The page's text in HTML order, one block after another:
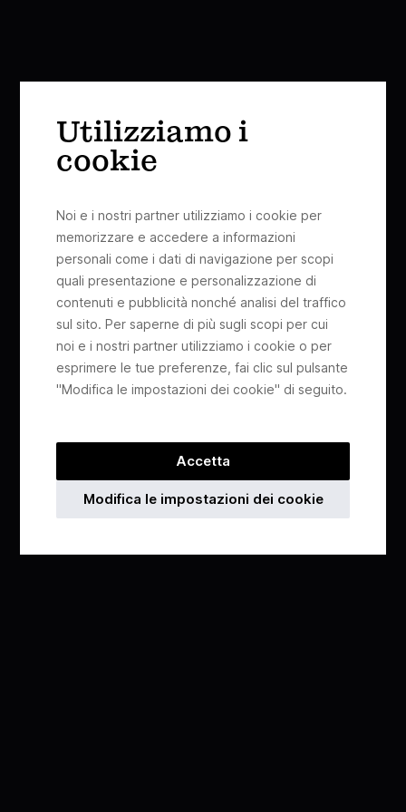
Utilizziamo i
cookie
Noi e i nostri partner utilizziamo i cookie per
memorizzare e accedere a informazioni
personali come i dati di navigazione per scopi
quali presentazione e personalizzazione di
contenuti e pubblicità nonché analisi del traffico
sul sito. Per saperne di più sugli scopi per cui
noi e i nostri partner utilizziamo i cookie o per
esprimere le tue preferenze, fai clic sul pulsante
"Modifica le impostazioni dei cookie" di seguito.
Accetta
Modifica le impostazioni dei cookie